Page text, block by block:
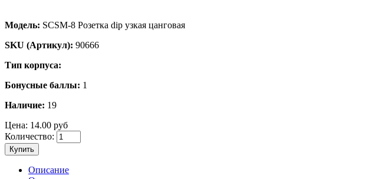
Модель: SCSM-8 Розетка dip узкая цанговая
SKU (Артикул): 90666
Тип корпуса:
Бонусные баллы: 1
Наличие: 19
Цена: 14.00 руб
Количество:
Купить
Описание